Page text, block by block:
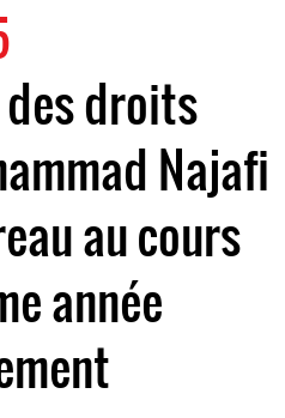
droits
Najafi
au cours
année